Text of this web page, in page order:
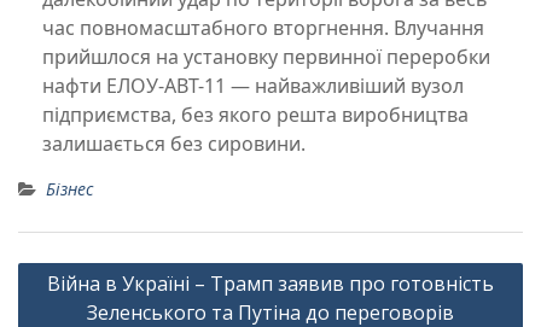
час повномасштабного вторгнення. Влучання
прийшлося на установку первинної переробки
нафти ЕЛОУ-АВТ-11 — найважливіший вузол
підприємства, без якого решта виробництва
залишається без сировини.
Бізнес
Навігація
записів
Війна в Україні – Трамп заявив про готовність
Зеленського та Путіна до переговорів